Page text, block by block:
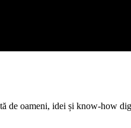
de oameni, idei și know-how